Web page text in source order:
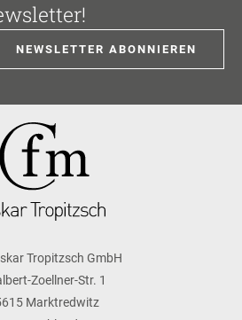
NEWSLETTER ABONNIEREN
Tropitzsch GmbH
Zoellner-Str. 1
Marktredwitz